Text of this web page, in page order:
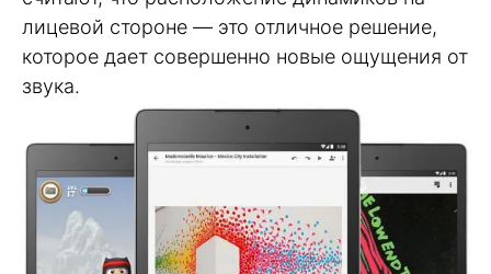
лицевой стороне — это отличное решение,
которое дает совершенно новые ощущения от
звука.